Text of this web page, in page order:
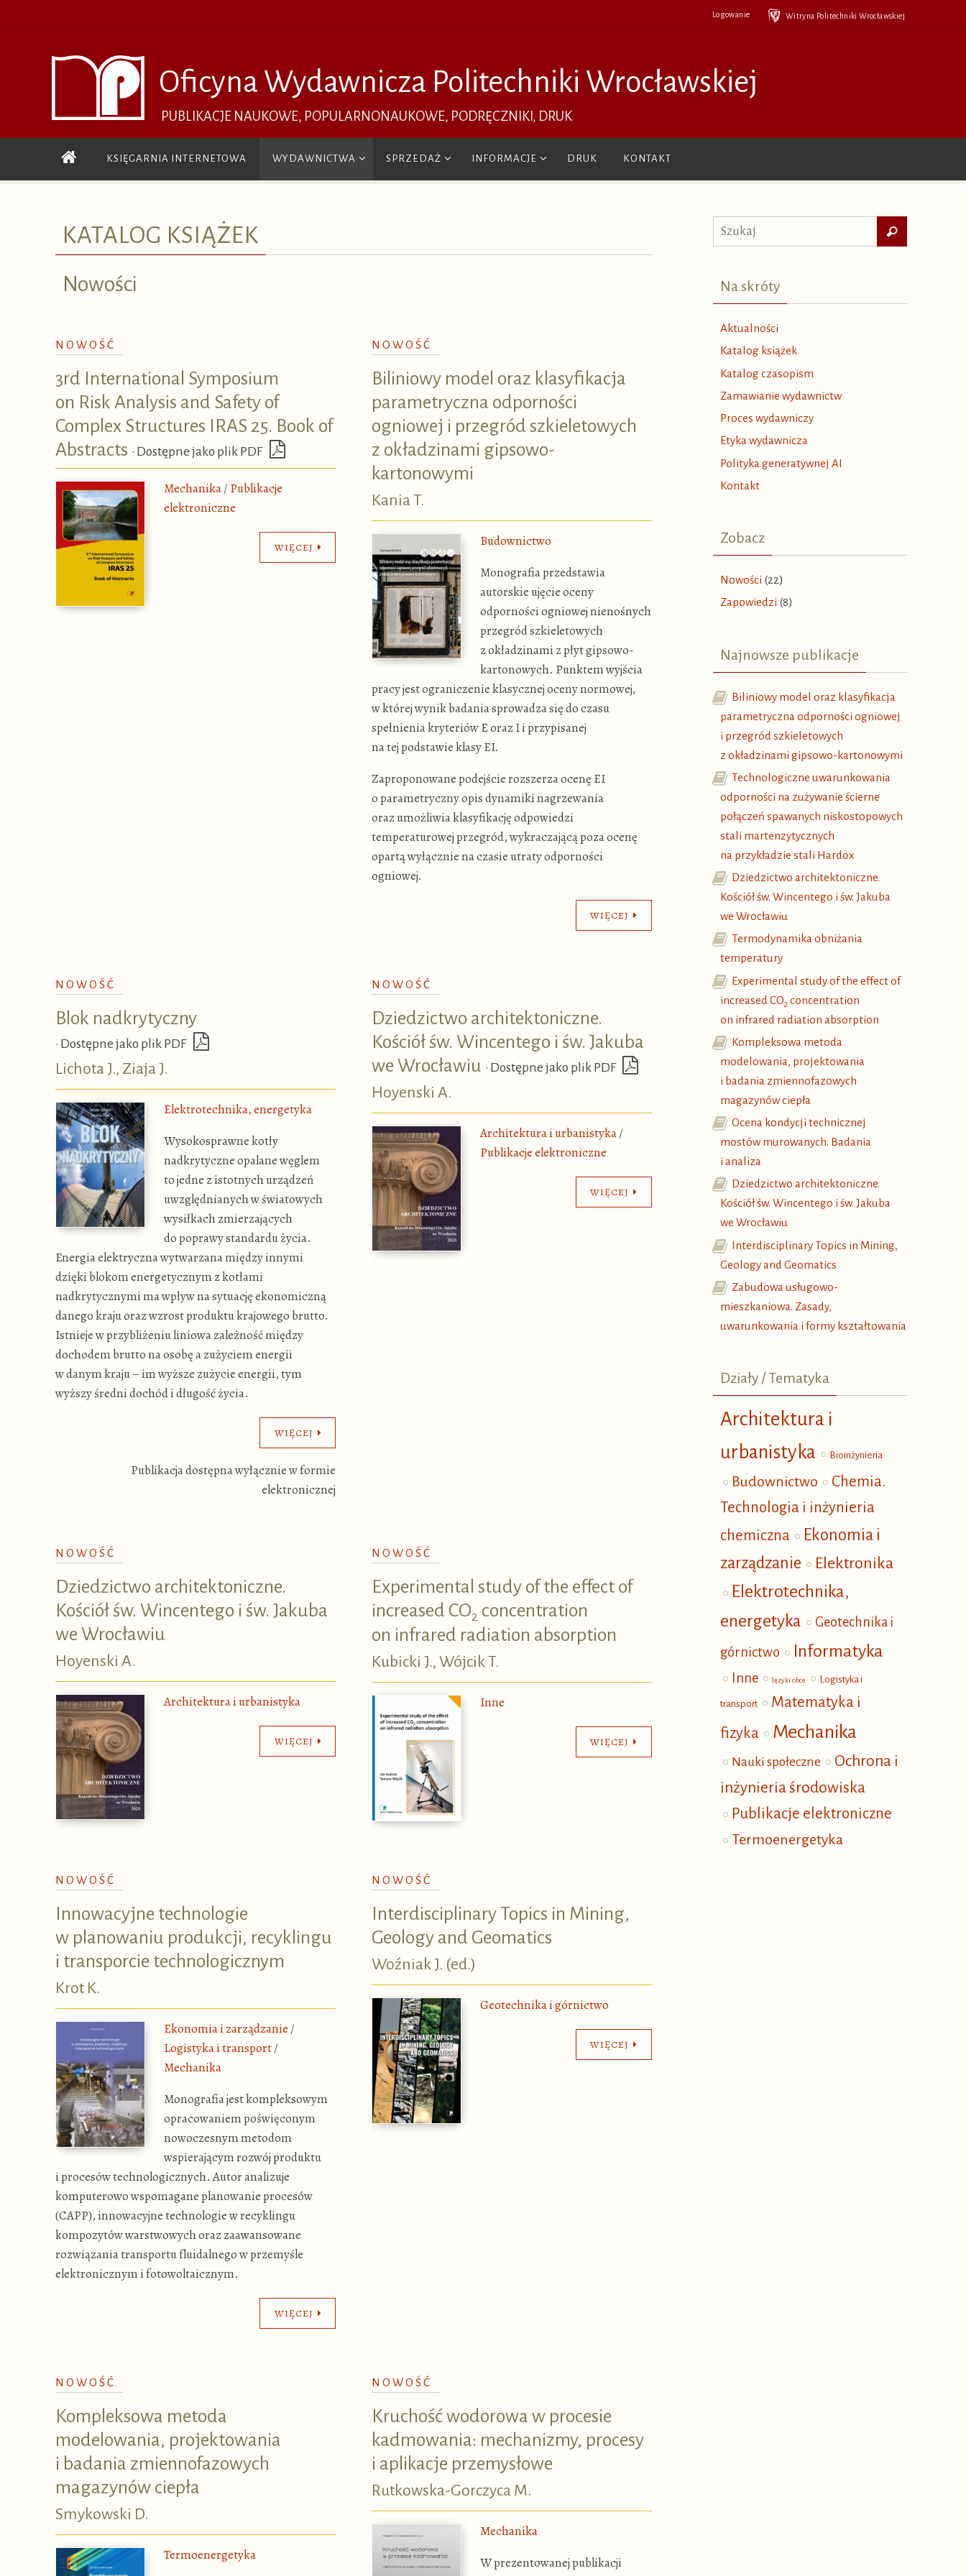
Logowanie Witryna Politechniki Wrocławskiej
Oficyna Wydawnicza Politechniki Wrocławskiej
PUBLIKACJE NAUKOWE, POPULARNONAUKOWE, PODRĘCZNIKI, DRUK
KSIĘGARNIA INTERNETOWA WYDAWNICTWA SPRZEDAŻ INFORMACJE DRUK KONTAKT
KATALOG KSIĄŻEK
Nowości
NOWOŚĆ
3rd International Symposium
on Risk Analysis and Safety of
Complex Structures IRAS 25. Book of
Abstracts • Dostępne jako plik PDF
Mechanika/ Publikacje
elektroniczne
WIĘCEJ
NOWOŚĆ
Biliniowy model oraz klasyfikacja
parametryczna odporności
ogniowej i przegród szkieletowych
z okładzinami gipsowo-
kartonowymi
Kania T.
Budownictwo
Monografia przedstawia
autorskie ujęcie oceny
odporności ogniowej nienośnych
przegród szkieletowych
z okładzinami z płyt gipsowo-
kartonowych. Punktem wyjścia
pracy jest ograniczenie klasycznej oceny normowej,
w której wynik badania sprowadza się do czasu
spełnienia kryteriów E oraz I i przypisanej
na tej podstawie klasy EI.
Zaproponowane podejście rozszerza ocenę EI
o parametryczny opis dynamiki nagrzewania
oraz umożliwia klasyfikację odpowiedzi
temperaturowej przegród, wykraczającą poza ocenę
opartą wyłącznie na czasie utraty odporności
ogniowej.
WIĘCEJ
NOWOŚĆ
Blok nadkrytyczny
• Dostępne jako plik PDF
Lichota J., Ziaja J.
Elektrotechnika, energetyka
Wysokosprawne kotły
nadkrytyczne opalane węglem
to jedne z istotnych urządzeń
uwzględnianych w światowych
wysiłkach zmierzających
do poprawy standardu życia.
Energia elektryczna wytwarzana między innymi
dzięki blokom energetycznym z kotłami
nadkrytycznymi ma wpływ na sytuację ekonomiczną
danego kraju oraz wzrost produktu krajowego brutto.
Istnieje w przybliżeniu liniowa zależność między
dochodem brutto na osobę a zużyciem energii
w danym kraju – im wyższe zużycie energii, tym
wyższy średni dochód i długość życia.
WIĘCEJ
Publikacja dostępna wyłącznie w formie
elektronicznej
NOWOŚĆ
Dziedzictwo architektoniczne.
Kościół św. Wincentego i św. Jakuba
we Wrocławiu • Dostępne jako plik PDF
Hoyenski A.
Architektura i urbanistyka/
Publikacje elektroniczne
WIĘCEJ
NOWOŚĆ
Dziedzictwo architektoniczne.
Kościół św. Wincentego i św. Jakuba
we Wrocławiu
Hoyenski A.
Architektura i urbanistyka
WIĘCEJ
NOWOŚĆ
Experimental study of the effect of
increased CO2 concentration
on infrared radiation absorption
Kubicki J., Wójcik T.
Inne
WIĘCEJ
NOWOŚĆ
Innowacyjne technologie
w planowaniu produkcji, recyklingu
i transporcie technologicznym
Krot K.
Ekonomia i zarządzanie /
Logistyka i transport/
Mechanika
Monografia jest kompleksowym
opracowaniem poświęconym
nowoczesnym metodom
wspierającym rozwój produktu
i procesów technologicznych. Autor analizuje
komputerowo wspomagane planowanie procesów
(CAPP), innowacyjne technologie w recyklingu
kompozytów warstwowych oraz zaawansowane
rozwiązania transportu fluidalnego w przemyśle
elektronicznym i fotowoltaicznym.
WIĘCEJ
NOWOŚĆ
Interdisciplinary Topics in Mining,
Geology and Geomatics
Woźniak J. (ed.)
Geotechnika i górnictwo
WIĘCEJ
NOWOŚĆ
Kompleksowa metoda
modelowania, projektowania
i badania zmiennofazowych
magazynów ciepła
Smykowski D.
Termoenergetyka
NOWOŚĆ
Kruchość wodorowa w procesie
kadmowania: mechanizmy, procesy
i aplikacje przemysłowe
Rutkowska-Gorczyca M.
Mechanika
W prezentowanej publikacji
dla:
Szukaj
Na skróty
Aktualności
Katalog książek
Katalog czasopism
Zamawianie wydawnictw
Proces wydawniczy
Etyka wydawnicza
Polityka generatywnej AI
Kontakt
Zobacz
Nowości (22)
Zapowiedzi (8)
Najnowsze publikacje
Biliniowy model oraz klasyfikacja
parametryczna odporności ogniowej
i przegród szkieletowych
z okładzinami gipsowo-kartonowymi
Technologiczne uwarunkowania
odporności na zużywanie ścierne
połączeń spawanych niskostopowych
stali martenzytycznych
na przykładzie stali Hardox
Dziedzictwo architektoniczne.
Kościół św. Wincentego i św. Jakuba
we Wrocławiu
Termodynamika obniżania
temperatury
Experimental study of the effect of
increased CO2 concentration
on infrared radiation absorption
Kompleksowa metoda
modelowania, projektowania
i badania zmiennofazowych
magazynów ciepła
Ocena kondycji technicznej
mostów murowanych. Badania
i analiza
Dziedzictwo architektoniczne.
Kościół św. Wincentego i św. Jakuba
we Wrocławiu
Interdisciplinary Topics in Mining,
Geology and Geomatics
Zabudowa usługowo-
mieszkaniowa. Zasady,
uwarunkowania i formy kształtowania
Działy / Tematyka
Architektura i
urbanistyka
Bioinżynieria
Budownictwo
Chemia.
Technologia i inżynieria
chemiczna
Ekonomia i
zarządzanie
Elektronika
Elektrotechnika,
energetyka
Geotechnika i
górnictwo Informatyka
Inne Języki obce Logistyka i
transport
Matematyka i
fizyka
Mechanika
Nauki społeczne
Ochrona i
inżynieria środowiska
Publikacje elektroniczne
Termoenergetyka